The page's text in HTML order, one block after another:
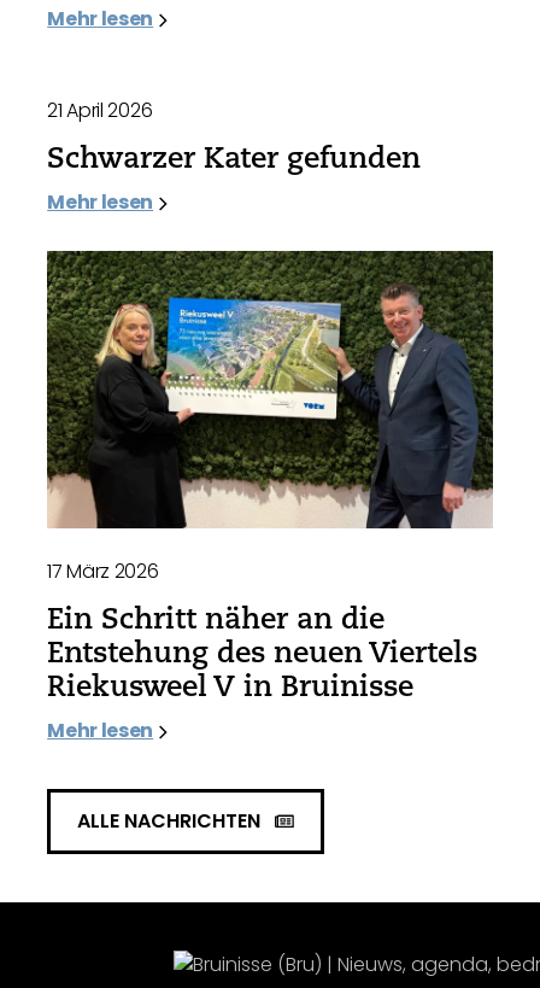
Mehr lesen
21 April 2026
Schwarzer Kater gefunden
Mehr lesen
17 März 2026
Ein Schritt näher an die
Entstehung des neuen Viertels
Riekusweel V in Bruinisse
Mehr lesen
ALLE NACHRICHTEN